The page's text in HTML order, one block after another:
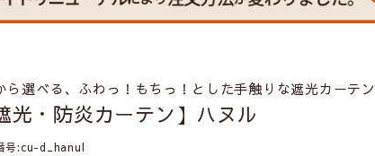
ら選べる、ふわっ！もちっ！とした手触りな遮光カーテン
光・防炎カーテン】ハヌル
号 cu-d_hanul